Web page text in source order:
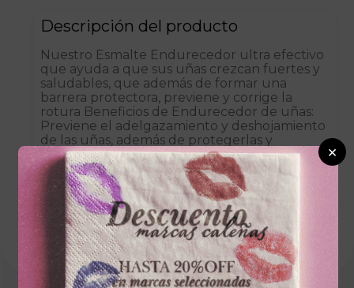
Descripción del producto
Nuestro Esmalte Endurecedor ultra efectivo
que ayuda a que sus uñas crezcan fuertes y
saludables, que además de formar una
barrera protectora, previene y corrige la
rotura Beneficios de Endurecedor de uñas:
Previene el adelgazamiento y deshojamiento
de las uñas, además de protegerlas y
fortalecerlas desde el primer uso.
×